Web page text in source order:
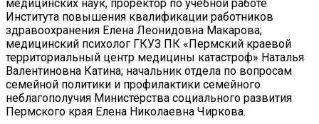
медицинских наук, проректор по учебной работе
Института повышения квалификации работников
здравоохранения Елена Леонидовна Макарова;
медицинский психолог ГКУЗ ПК «Пермский краевой
территориальный центр медицины катастроф» Наталья
Валентиновна Катина; начальник отдела по вопросам
семейной политики и профилактики семейного
неблагополучия Министерства социального развития
Пермского края Елена Николаевна Чиркова.